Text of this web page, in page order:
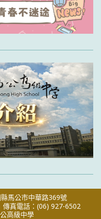
馬公市中華路369號
傳真電話：(06) 927-6502
高級中學